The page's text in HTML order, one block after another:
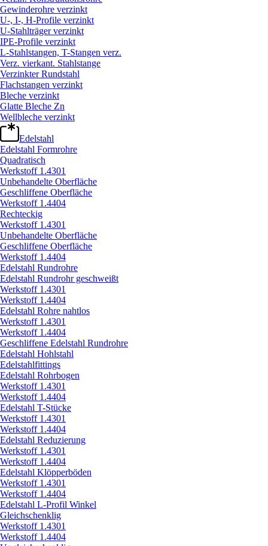
Gewinderohre verzinkt
U-, I-, H-Profile verzinkt
U-Stahlträger verzinkt
IPE-Profile verzinkt
L-Stahlstangen, T-Stangen verz.
Verz. vierkant. Stahlstange
Verzinkter Rundstahl
Flachstangen verzinkt
Bleche verzinkt
Glatte Bleche Zn
Wellbleche verzinkt
Edelstahl
Edelstahl Formrohre
Quadratisch
Werkstoff 1.4301
Unbehandelte Oberfläche
Geschliffene Oberfläche
Werkstoff 1.4404
Rechteckig
Werkstoff 1.4301
Unbehandelte Oberfläche
Geschliffene Oberfläche
Werkstoff 1.4404
Edelstahl Rundrohre
Edelstahl Rundrohr geschweißt
Werkstoff 1.4301
Werkstoff 1.4404
Edelstahl Rohre nahtlos
Werkstoff 1.4301
Werkstoff 1.4404
Geschliffene Edelstahl Rundrohre
Edelstahl Hohlstahl
Edelstahlfittings
Edelstahl Rohrbogen
Werkstoff 1.4301
Werkstoff 1.4404
Edelstahl T-Stücke
Werkstoff 1.4301
Werkstoff 1.4404
Edelstahl Reduzierung
Werkstoff 1.4301
Werkstoff 1.4404
Edelstahl Klöpperböden
Werkstoff 1.4301
Werkstoff 1.4404
Edelstahl L-Profil Winkel
Gleichschenklig
Werkstoff 1.4301
Werkstoff 1.4404